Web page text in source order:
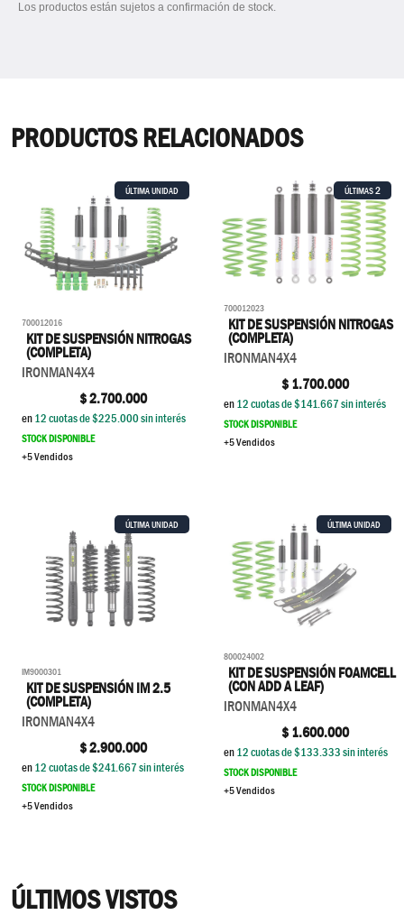
Los productos están sujetos a confirmación de stock.
PRODUCTOS RELACIONADOS
ÚLTIMA UNIDAD
700012016
KIT DE SUSPENSIÓN NITROGAS
(COMPLETA)
IRONMAN4X4
$2.700.000
en12cuotas de $225.000sin interés
STOCK DISPONIBLE
+5 Vendidos
ÚLTIMAS2
700012023
KIT DE SUSPENSIÓN NITROGAS
(COMPLETA)
IRONMAN4X4
$1.700.000
en12cuotas de $141.667sin interés
STOCK DISPONIBLE
+5 Vendidos
ÚLTIMA UNIDAD
IM9000301
KIT DE SUSPENSIÓN IM 2.5
(COMPLETA)
IRONMAN4X4
$2.900.000
en12cuotas de $241.667sin interés
STOCK DISPONIBLE
+5 Vendidos
ÚLTIMA UNIDAD
800024002
KIT DE SUSPENSIÓN FOAMCELL
(CON ADD A LEAF)
IRONMAN4X4
$1.600.000
en12cuotas de $133.333sin interés
STOCK DISPONIBLE
+5 Vendidos
ÚLTIMOS VISTOS